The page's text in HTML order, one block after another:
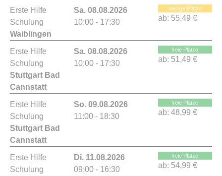
Erste Hilfe
Schulung
Waiblingen
Sa. 08.08.2026
10:00 - 17:30
wenige Plätze
ab: 55,49 €
Erste Hilfe
Schulung
Stuttgart Bad
Cannstatt
Sa. 08.08.2026
10:00 - 17:30
freie Plätze
ab: 51,49 €
Erste Hilfe
Schulung
Stuttgart Bad
Cannstatt
So. 09.08.2026
11:00 - 18:30
freie Plätze
ab: 48,99 €
Erste Hilfe
Schulung
Di. 11.08.2026
09:00 - 16:30
freie Plätze
ab: 54,99 €